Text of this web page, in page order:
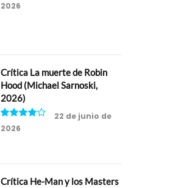
7.5
2026
Crítica La muerte de Robin
Hood (Michael Sarnoski,
2026)
8
22 de junio de
2026
Crítica He-Man y los Masters